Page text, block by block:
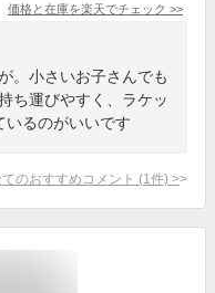
価格と在庫を楽天でチェック >>
。小さいお子さんでも
ち運びやすく、ラケッ
いるのがいいです
のおすすめコメント (1 件) >